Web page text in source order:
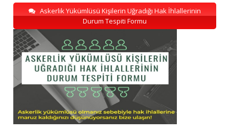
Askerlik Yükümlüsü Kişilerin Uğradığı Hak İhlallerinin
Durum Tespiti Formu